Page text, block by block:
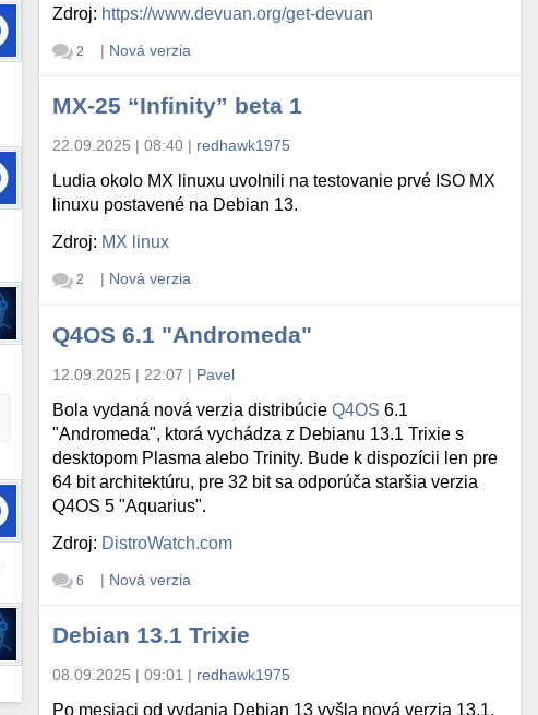
Zdroj: https://www.devuan.org/get-devuan
2 | Nová verzia
MX-25 “Infinity” beta 1
22.09.2025 | 08:40 | redhawk1975
Ludia okolo MX linuxu uvolnili na testovanie prvé ISO MX
linuxu postavené na Debian 13.
Zdroj: MX linux
2 | Nová verzia
Q4OS 6.1 "Andromeda"
12.09.2025 | 22:07 | Pavel
Bola vydaná nová verzia distribúcieQ4OS 6.1
"Andromeda", ktorá vychádza z Debianu 13.1 Trixie s
desktopom Plasma alebo Trinity. Bude k dispozícii len pre
64 bit architektúru, pre 32 bit sa odporúča staršia verzia
Q4OS 5 "Aquarius".
Zdroj: DistroWatch.com
6 | Nová verzia
Debian 13.1 Trixie
08.09.2025 | 09:01 | redhawk1975
Po mesiaci od vydania Debian 13 vyšla nová verzia 13.1.